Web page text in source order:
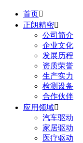
首页
正朗精密
公司简介
企业文化
发展历程
资质荣誉
生产实力
检测设备
合作伙伴
应用领域
汽车驱动
家居驱动
医疗驱动